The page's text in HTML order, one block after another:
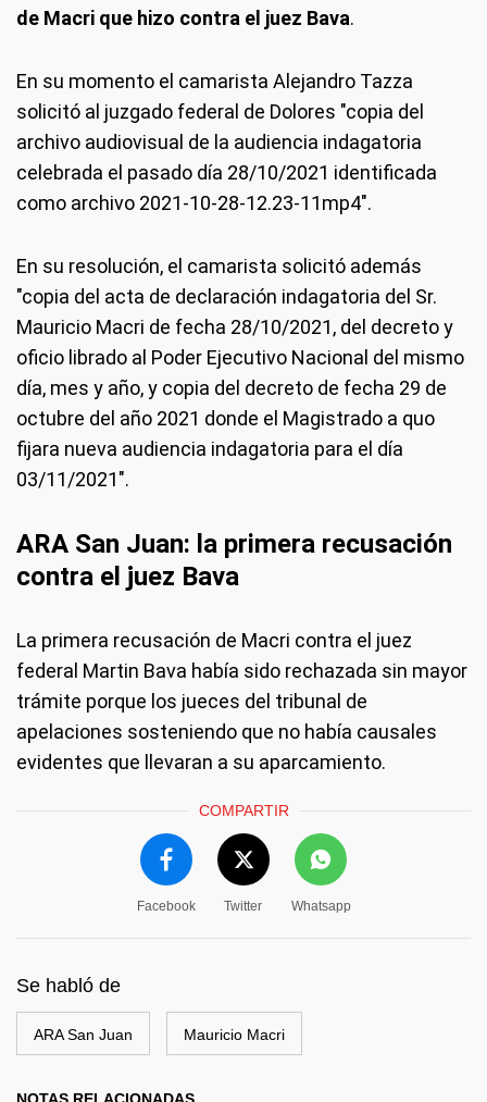
de Macri que hizo contra el juez Bava.
En su momento el camarista Alejandro Tazza
solicitó al juzgado federal de Dolores "copia del
archivo audiovisual de la audiencia indagatoria
celebrada el pasado día 28/10/2021 identificada
como archivo 2021-10-28-12.23-11mp4".
En su resolución, el camarista solicitó además
"copia del acta de declaración indagatoria del Sr.
Mauricio Macri de fecha 28/10/2021, del decreto y
oficio librado al Poder Ejecutivo Nacional del mismo
día, mes y año, y copia del decreto de fecha 29 de
octubre del año 2021 donde el Magistrado a quo
fijara nueva audiencia indagatoria para el día
03/11/2021".
ARA San Juan: la primera recusación
contra el juez Bava
La primera recusación de Macri contra el juez
federal Martin Bava había sido rechazada sin mayor
trámite porque los jueces del tribunal de
apelaciones sosteniendo que no había causales
evidentes que llevaran a su aparcamiento.
COMPARTIR
Facebook Twitter Whatsapp
Se habló de
ARA San Juan Mauricio Macri